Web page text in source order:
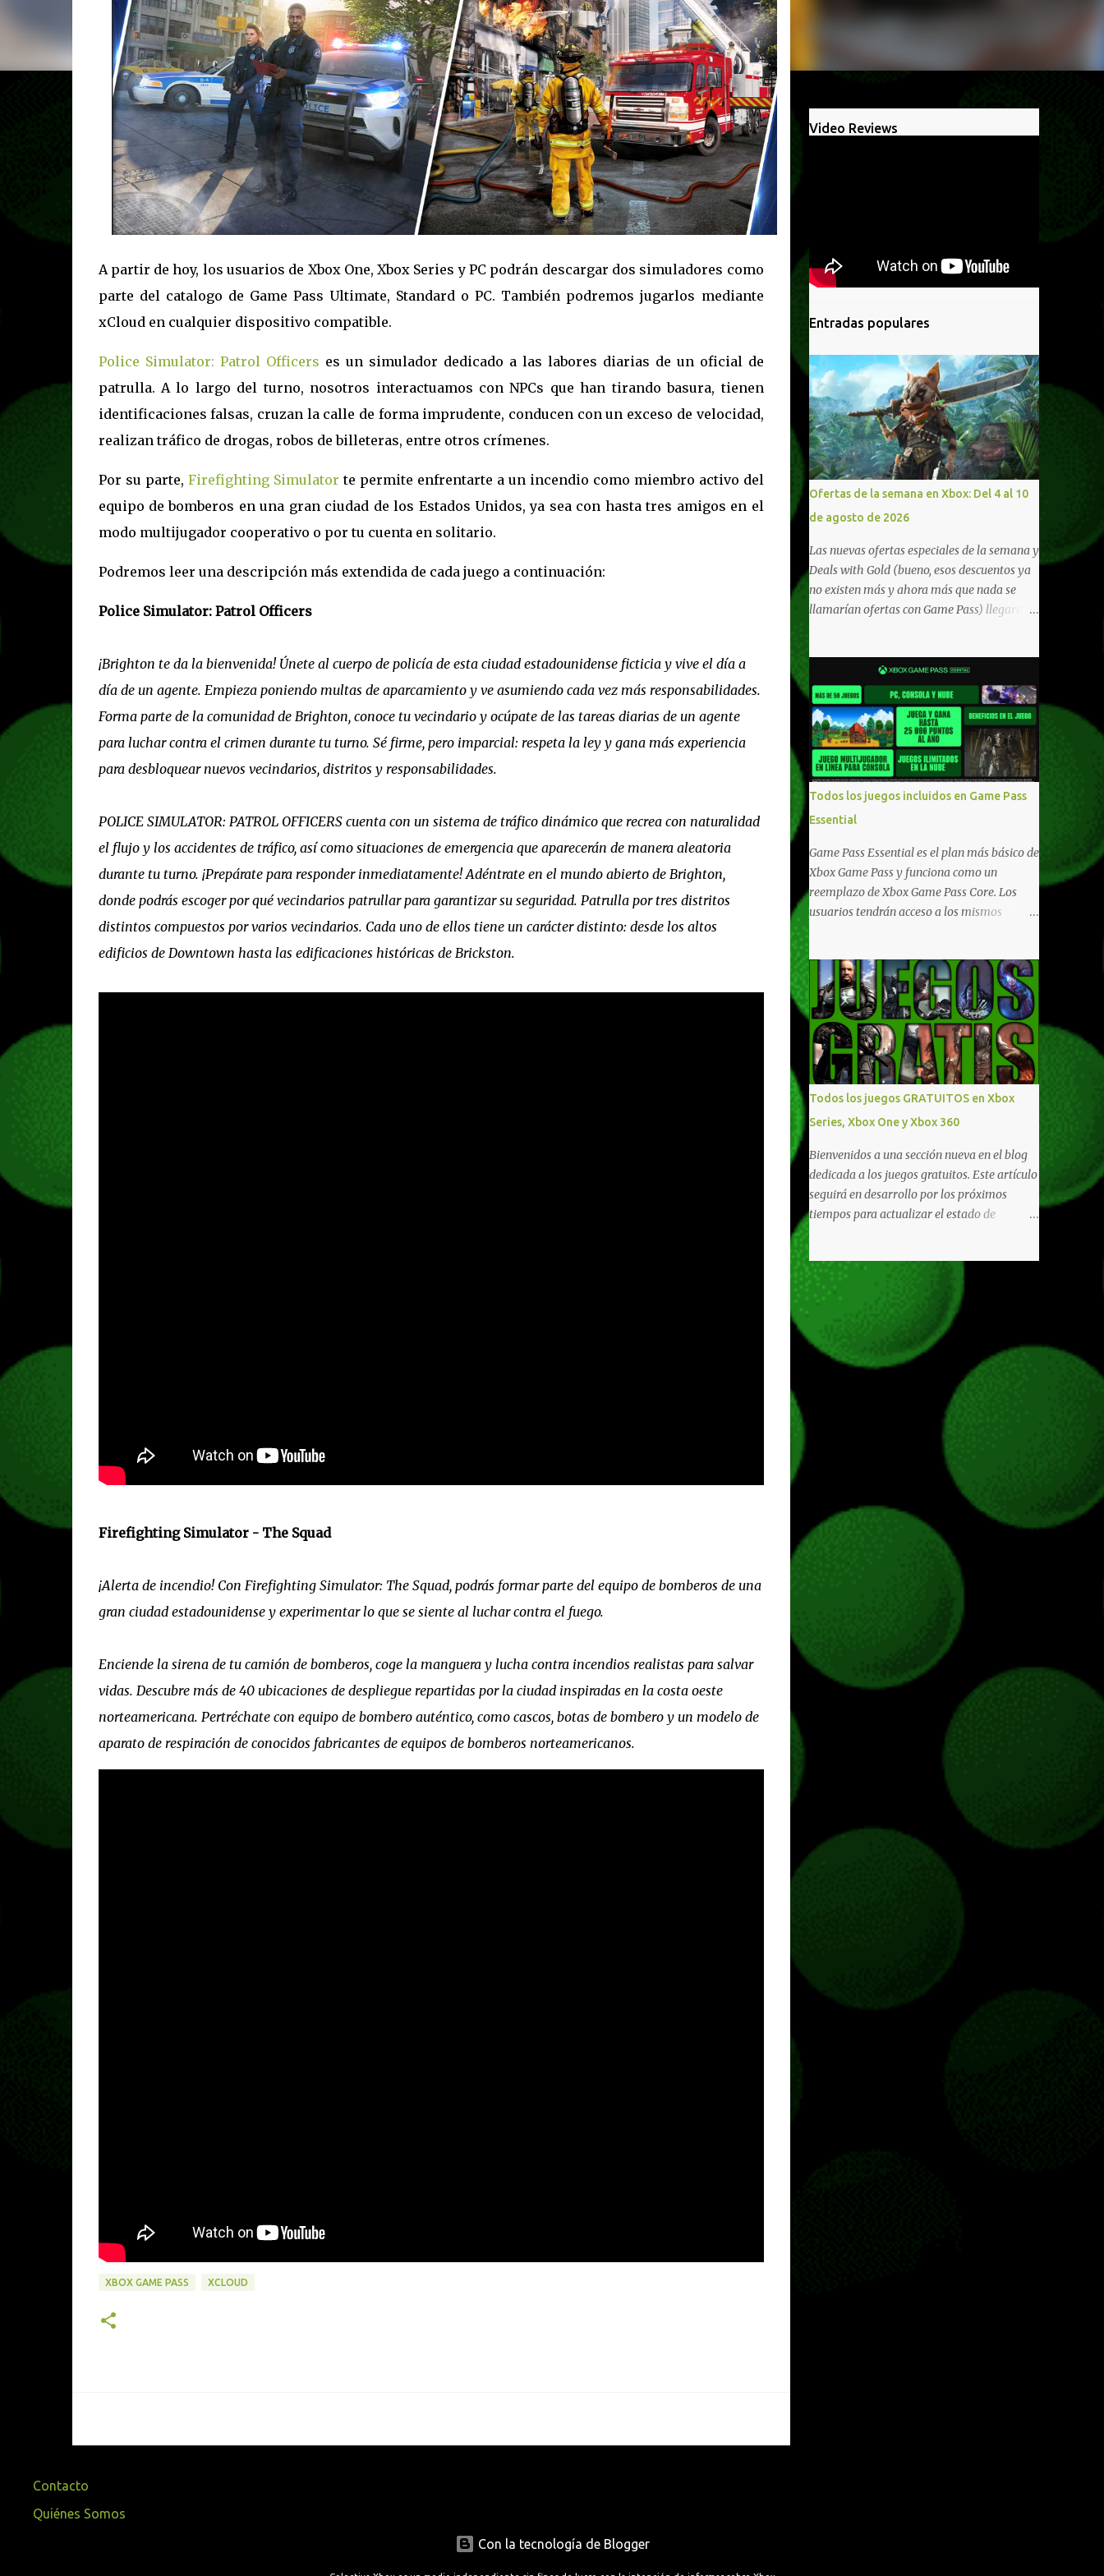
A partir de hoy, los usuarios de Xbox One, Xbox Series y PC podrán descargar dos simuladores como
parte del catalogo de Game Pass Ultimate, Standard o PC. También podremos jugarlos mediante
xCloud en cualquier dispositivo compatible.
Police Simulator: Patrol Officers es un simulador dedicado a las labores diarias de un oficial de
patrulla. A lo largo del turno, nosotros interactuamos con NPCs que han tirando basura, tienen
identificaciones falsas, cruzan la calle de forma imprudente, conducen con un exceso de velocidad,
realizan tráfico de drogas, robos de billeteras, entre otros crímenes.
Por su parte, Firefighting Simulator te permite enfrentarte a un incendio como miembro activo del
equipo de bomberos en una gran ciudad de los Estados Unidos, ya sea con hasta tres amigos en el
modo multijugador cooperativo o por tu cuenta en solitario.
Podremos leer una descripción más extendida de cada juego a continuación:
Police Simulator: Patrol Officers
¡Brighton te da la bienvenida! Únete al cuerpo de policía de esta ciudad estadounidense ficticia y vive el día a
día de un agente. Empieza poniendo multas de aparcamiento y ve asumiendo cada vez más responsabilidades.
Forma parte de la comunidad de Brighton, conoce tu vecindario y ocúpate de las tareas diarias de un agente
para luchar contra el crimen durante tu turno. Sé firme, pero imparcial: respeta la ley y gana más experiencia
para desbloquear nuevos vecindarios, distritos y responsabilidades.
POLICE SIMULATOR: PATROL OFFICERS cuenta con un sistema de tráfico dinámico que recrea con naturalidad
el flujo y los accidentes de tráfico, así como situaciones de emergencia que aparecerán de manera aleatoria
durante tu turno. ¡Prepárate para responder inmediatamente! Adéntrate en el mundo abierto de Brighton,
donde podrás escoger por qué vecindarios patrullar para garantizar su seguridad. Patrulla por tres distritos
distintos compuestos por varios vecindarios. Cada uno de ellos tiene un carácter distinto: desde los altos
edificios de Downtown hasta las edificaciones históricas de Brickston.
Firefighting Simulator - The Squad
¡Alerta de incendio! Con Firefighting Simulator: The Squad, podrás formar parte del equipo de bomberos de una
gran ciudad estadounidense y experimentar lo que se siente al luchar contra el fuego.
Enciende la sirena de tu camión de bomberos, coge la manguera y lucha contra incendios realistas para salvar
vidas. Descubre más de 40 ubicaciones de despliegue repartidas por la ciudad inspiradas en la costa oeste
norteamericana. Pertréchate con equipo de bombero auténtico, como cascos, botas de bombero y un modelo de
aparato de respiración de conocidos fabricantes de equipos de bomberos norteamericanos.
XBOX GAME PASS XCLOUD
Video Reviews
Entradas populares
Ofertas de la semana en Xbox: Del 4 al 10
de agosto de 2026
Las nuevas ofertas especiales de la semana y
Deals with Gold (bueno, esos descuentos ya
no existen más y ahora más que nada se
llamarían ofertas con Game Pass) llegaron a
10/11, varios de los juegos que están de
oferta también cuentan con soporte para
Xbox Play Anywhere, lo que nos permite
jugarlos y mantener un progreso
compartido en Windows PC y Xbox, y
tenemos un listado de juegos compatibles
por acá . ¿Aún necesitas una mano con las
compras? Tenemos un tutorial extenso o en
vídeo para que se quiten todas las dudas
generales de cómo hacer compras en Xbox .
Podes consultar un listado más completo de
promociones desde xbox.com. El post puede
tener actualizaciones regulares o cambios
ante cualquier error. Ofertas - Argentina
Ofertas - Chile Ofertas - Colombia Ofertas
- México Ofertas - Estados Unidos Ofertas -
España Todas las ofertas de Xbox One
también aplican a Xbox Series, a excepción
de los jue...
Todos los juegos incluidos en Game Pass
Essential
Game Pass Essential es el plan más básico de
Xbox Game Pass y funciona como un
reemplazo de Xbox Game Pass Core. Los
usuarios tendrán acceso a los mismos
adicionales que fueron anunciados
recientemente. Essential incluirá como
novedades una serie de ventajas para
diferentes juegos free to play que están en
Xbox y PC, que van desde skins, desbloqueo
de personajes, paquetes de armas hasta
emotes, monedas virtuales y más para
diferentes títulos. Todas estas ventajas se
pueden reclamar desde la sección de Game
Pass o en tu aplicación de Xbox yendo
directamente a la pestaña de Game Pass.
Essential también ahora sumará el acceso a
la Nube de Xbox, el cual nos permitite jugar
una pequeña porción de los juegos de la
suscripción mediante xCloud y más de 600
juegos compatibles si es que los compramos
previamente (con más títulos en camino a
ser compatibles con la función Transmite tu
Propios Juegos). Pueden leer más...
Todos los juegos GRATUITOS en Xbox
Series, Xbox One y Xbox 360
Bienvenidos a una sección nueva en el blog
dedicada a los juegos gratuitos. Este artículo
seguirá en desarrollo por los próximos
tiempos para actualizar el estado de
disponibilidad de los juegos principalmente,
de nuestros lectores. Primero que nada
hemos remarcado los juegos gratuitos que
están limitados o en otras regiones. Dichos
títulos ofrecen contenidos limitados o no se
encuentran en algunas regiones de América
Latina. Podremos ver una lista más
desarrollada, con vídeos o una descripción
de los juegos disponibles de forma gratuita
en Xbox Series, Xbox One y Xbox 360 a
DE XBOX LIVE GOLD HACE TIEMPO Desde
hace más de un año, juegos como Fortnite,
Apex Legends, Halo Infinite, entre muchos
otros dejaron de pedir cualquier tipo de
suscripción de pago para ser jugados desde
Xbox One o Xbox Series. JUEGOS
Contacto
Quiénes Somos
Con la tecnología de Blogger